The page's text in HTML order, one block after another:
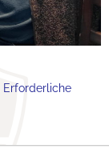
Erforderliche